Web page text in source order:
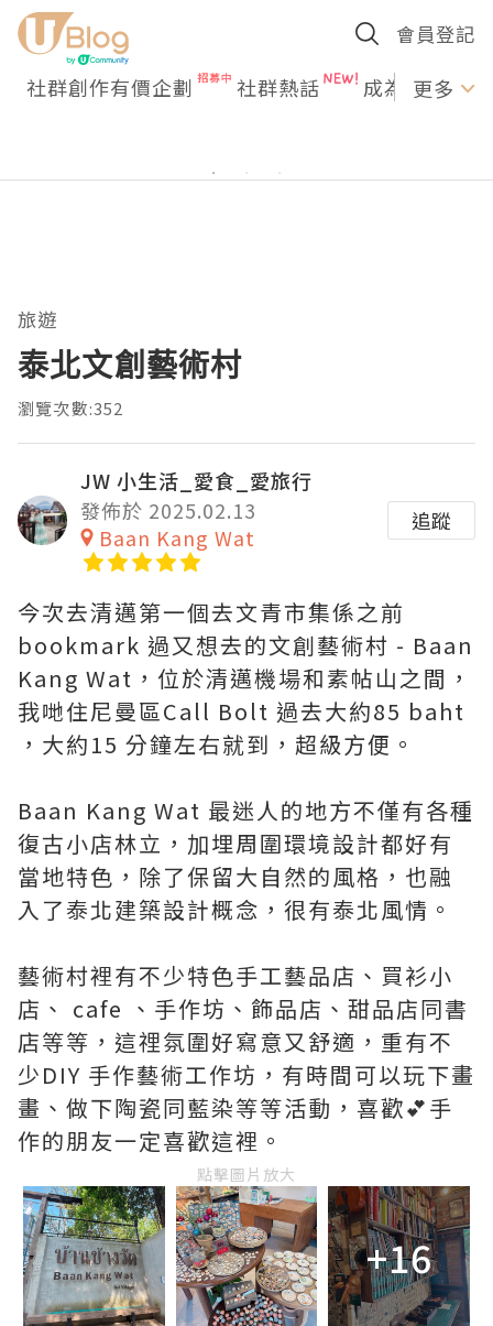
會員登記
社群創作有價企劃 社群熱話 成為U更多
旅遊
泰北文創藝術村
瀏覽次數:352
JW 小生活_愛食_愛旅行
發佈於 2025.02.13
Baan Kang Wat
追蹤
今次去清邁第一個去文青市集係之前
bookmark 過又想去的文創藝術村 - Baan
Kang Wat，位於清邁機場和素帖山之間，
我哋住尼曼區Call Bolt 過去大約85 baht
，大約15 分鐘左右就到，超級方便。
Baan Kang Wat 最迷人的地方不僅有各種
復古小店林立，加埋周圍環境設計都好有
當地特色，除了保留大自然的風格，也融
入了泰北建築設計概念，很有泰北風情。
藝術村裡有不少特色手工藝品店、買衫小
店、 cafe 、手作坊、飾品店、甜品店同書
店等等，這𥚃氛圍好寫意又舒適，重有不
少DIY 手作藝術工作坊，有時間可以玩下畫
畫、做下陶瓷同藍染等等活動，喜歡💕手
作的朋友一定喜歡這裡。
點擊圖片放大
+16